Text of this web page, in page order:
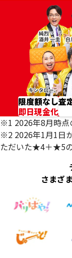
限度額なし
即日現金化
査
※1 2026年8月時点
※2 2026年1月1日
ただいた★4＋★5の
さまざ